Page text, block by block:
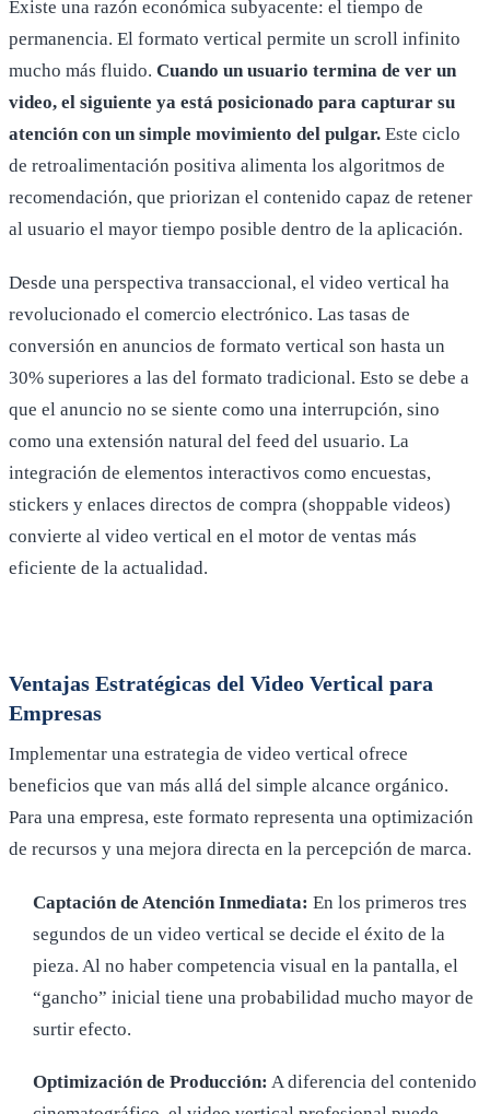
Existe una razón económica subyacente: el tiempo de
permanencia. El formato vertical permite un scroll infinito
mucho más fluido. Cuando un usuario termina de ver un
video, el siguiente ya está posicionado para capturar su
atención con un simple movimiento del pulgar. Este ciclo
de retroalimentación positiva alimenta los algoritmos de
recomendación, que priorizan el contenido capaz de retener
al usuario el mayor tiempo posible dentro de la aplicación.
Desde una perspectiva transaccional, el video vertical ha
revolucionado el comercio electrónico. Las tasas de
conversión en anuncios de formato vertical son hasta un
30% superiores a las del formato tradicional. Esto se debe a
que el anuncio no se siente como una interrupción, sino
como una extensión natural del feed del usuario. La
integración de elementos interactivos como encuestas,
stickers y enlaces directos de compra (shoppable videos)
convierte al video vertical en el motor de ventas más
eficiente de la actualidad.
Ventajas Estratégicas del Video Vertical para
Empresas
Implementar una estrategia de video vertical ofrece
beneficios que van más allá del simple alcance orgánico.
Para una empresa, este formato representa una optimización
de recursos y una mejora directa en la percepción de marca.
Captación de Atención Inmediata: En los primeros tres
segundos de un video vertical se decide el éxito de la
pieza. Al no haber competencia visual en la pantalla, el
“gancho” inicial tiene una probabilidad mucho mayor de
surtir efecto.
Optimización de Producción: A diferencia del contenido